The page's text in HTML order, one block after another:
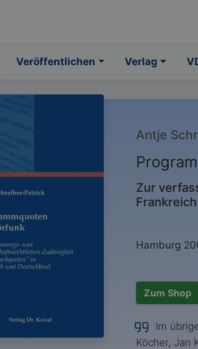
Veröffentlichen Verlag
Antje
Zur
Hamburg
Zum Shop
Im
Köcher, Jan